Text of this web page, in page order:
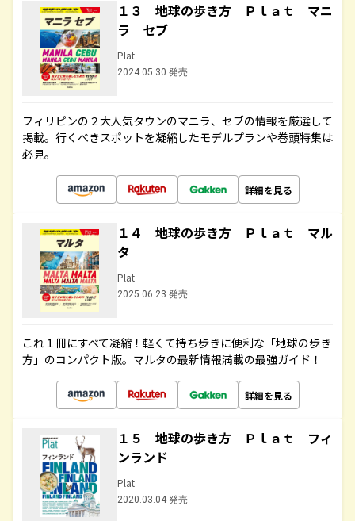
１３ 地球の歩き方 Ｐｌａｔ マニ
ラ セブ
Plat
2024.05.30 発売
フィリピンの２大人気タウンのマニラ、セブの情報を厳選して
掲載。行くべきスポットを凝縮したモデルプランや巻頭特集は
必見。
詳細を見る
１４ 地球の歩き方 Ｐｌａｔ マル
タ
Plat
2025.06.23 発売
これ１冊にすべて凝縮！軽くて持ち歩きに便利な「地球の歩き
方」のコンパクト版。マルタの最新情報満載の最強ガイド！
詳細を見る
１５ 地球の歩き方 Ｐｌａｔ フィ
ンランド
Plat
2020.03.04 発売